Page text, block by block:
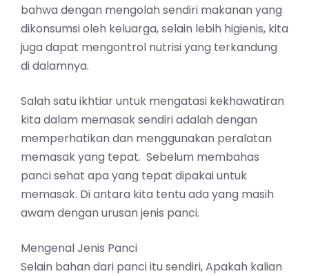
bahwa dengan mengolah sendiri makanan yang
dikonsumsi oleh keluarga, selain lebih higienis, kita
juga dapat mengontrol nutrisi yang terkandung
di dalamnya.
Salah satu ikhtiar untuk mengatasi kekhawatiran
kita dalam memasak sendiri adalah dengan
memperhatikan dan menggunakan peralatan
memasak yang tepat. Sebelum membahas
panci sehat apa yang tepat dipakai untuk
memasak. Di antara kita tentu ada yang masih
awam dengan urusan jenis panci.
Mengenal Jenis Panci
Selain bahan dari panci itu sendiri, Apakah kalian